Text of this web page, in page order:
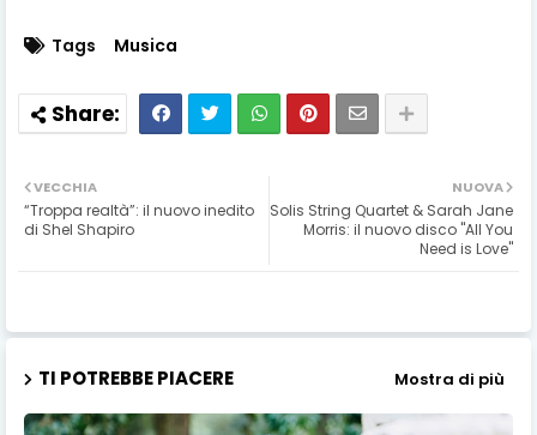
Tags Musica
NUOVA
Solis String Quartet & Sarah Jane
Morris: il nuovo disco "All You
Need is Love"
VECCHIA
“Troppa realtà”: il nuovo inedito
di Shel Shapiro
TI POTREBBE PIACERE Mostra di più